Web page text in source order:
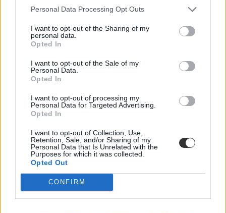
Personal Data Processing Opt Outs
I want to opt-out of the Sharing of my
personal data.
Opted In
I want to opt-out of the Sale of my
Personal Data.
Opted In
I want to opt-out of processing my
Personal Data for Targeted Advertising.
Opted In
I want to opt-out of Collection, Use,
Retention, Sale, and/or Sharing of my
Personal Data that Is Unrelated with the
Purposes for which it was collected.
Opted Out
CONFIRM
Közgazdasági Gimnázium (AKG) csapata a Rio de Janeiróban
rendezett, nemzetközi First Lego League Challange robotversenyen.
Robotok (is) foglalkoznak a gyerekekkel a dél-
Az apró robotok énekelnek, táncolnak és kung-fu mozdulatokat is
ismernek.